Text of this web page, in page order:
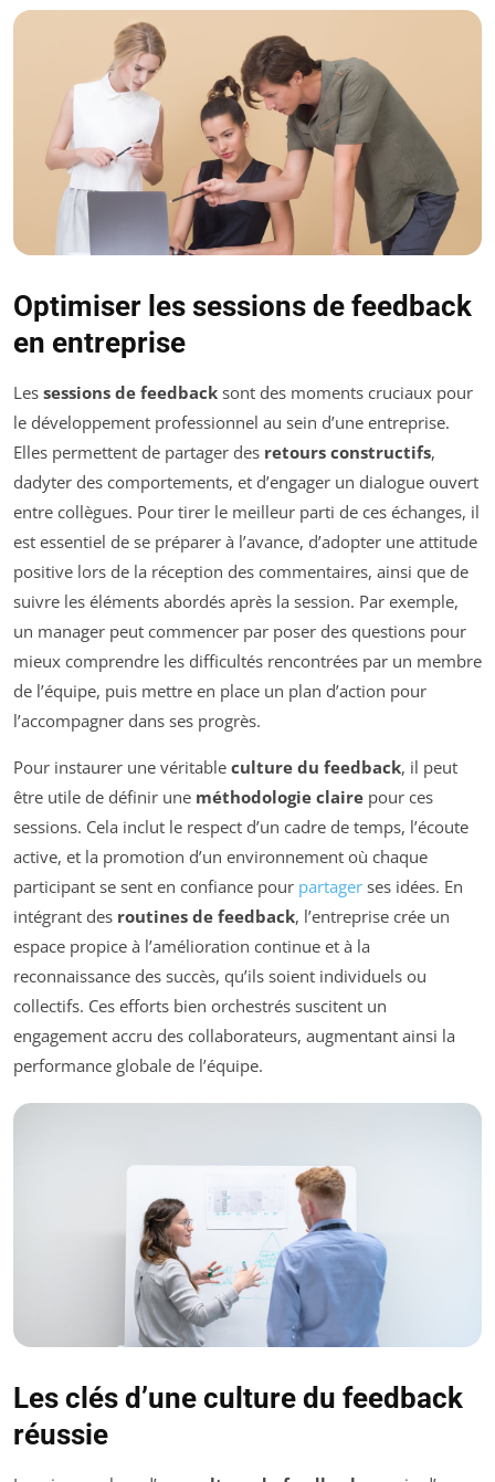
Optimiser les sessions de feedback
en entreprise
Les sessions de feedback sont des moments cruciaux pour
le développement professionnel au sein d’une entreprise.
Elles permettent de partager des retours constructifs,
dadyter des comportements, et d’engager un dialogue ouvert
entre collègues. Pour tirer le meilleur parti de ces échanges, il
est essentiel de se préparer à l’avance, d’adopter une attitude
positive lors de la réception des commentaires, ainsi que de
suivre les éléments abordés après la session. Par exemple,
un manager peut commencer par poser des questions pour
mieux comprendre les difficultés rencontrées par un membre
de l’équipe, puis mettre en place un plan d’action pour
l’accompagner dans ses progrès.
Pour instaurer une véritable culture du feedback, il peut
être utile de définir une méthodologie claire pour ces
sessions. Cela inclut le respect d’un cadre de temps, l’écoute
active, et la promotion d’un environnement où chaque
participant se sent en confiance pour partager ses idées. En
intégrant des routines de feedback, l’entreprise crée un
espace propice à l’amélioration continue et à la
reconnaissance des succès, qu’ils soient individuels ou
collectifs. Ces efforts bien orchestrés suscitent un
engagement accru des collaborateurs, augmentant ainsi la
performance globale de l’équipe.
Les clés d’une culture du feedback
réussie